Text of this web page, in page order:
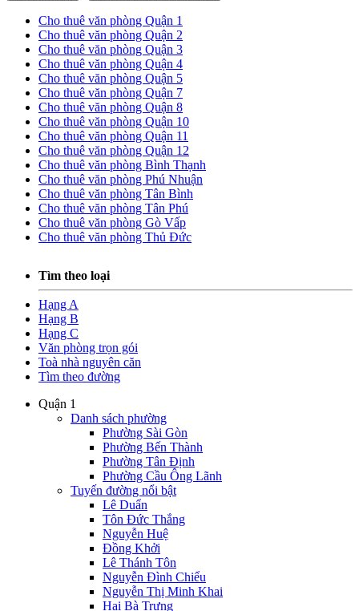
Cho thuê văn phòng Quận 1
Cho thuê văn phòng Quận 2
Cho thuê văn phòng Quận 3
Cho thuê văn phòng Quận 4
Cho thuê văn phòng Quận 5
Cho thuê văn phòng Quận 7
Cho thuê văn phòng Quận 8
Cho thuê văn phòng Quận 10
Cho thuê văn phòng Quận 11
Cho thuê văn phòng Quận 12
Cho thuê văn phòng Bình Thạnh
Cho thuê văn phòng Phú Nhuận
Cho thuê văn phòng Tân Bình
Cho thuê văn phòng Tân Phú
Cho thuê văn phòng Gò Vấp
Cho thuê văn phòng Thủ Đức
Tìm theo loại
Hạng A
Hạng B
Hạng C
Văn phòng trọn gói
Toà nhà nguyên căn
Tìm theo đường
Quận 1
Danh sách phường
Phường Sài Gòn
Phường Bến Thành
Phường Tân Định
Phường Cầu Ông Lãnh
Tuyến đường nổi bật
Lê Duẩn
Tôn Đức Thắng
Nguyễn Huệ
Đồng Khởi
Lê Thánh Tôn
Nguyễn Đình Chiểu
Nguyễn Thị Minh Khai
Hai Bà Trưng